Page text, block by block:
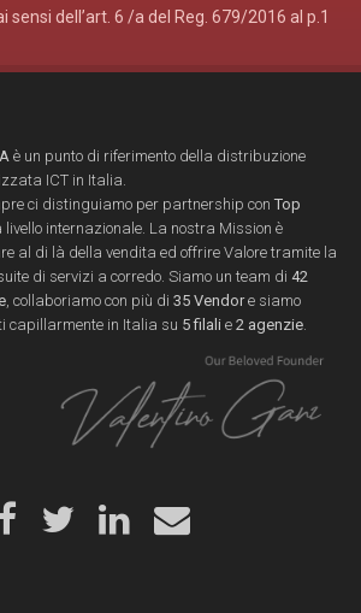
sensi dell’art. 6 /a del Reg. 679/2016 al p.1
è un punto di riferimento della distribuzione
ICT in Italia.
ci distinguiamo per partnership con Top
livello internazionale. La nostra Mission è
al di là della vendita ed offrire Valore tramite la
di servizi a corredo. Siamo un team di 42
, collaboriamo con più di 35 Vendore siamo
capillarmente in Italia su 5 filali e 2 agenzie